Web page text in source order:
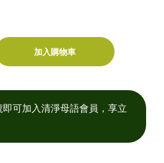
加入購物車
可加入清淨母語會員，享立